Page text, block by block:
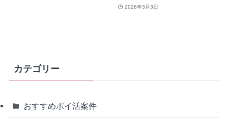
2026年3月3日
カテゴリー
おすすめポイ活案件